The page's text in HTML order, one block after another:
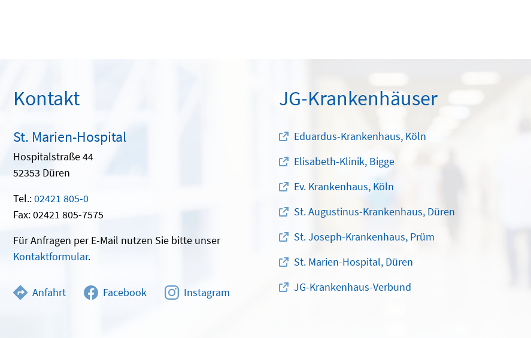
Kontakt
St. Marien-Hospital
Hospitalstraße 44
52353 Düren
Tel.:02421 805-0
Fax: 02421 805-7575
Für Anfragen per E-Mail nutzen Sie bitte unser
Kontaktformular.
Anfahrt Facebook Instagram
JG-Krankenhäuser
Eduardus-Krankenhaus, Köln
Elisabeth-Klinik, Bigge
Ev. Krankenhaus, Köln
St. Augustinus-Krankenhaus, Düren
St. Joseph-Krankenhaus, Prüm
St. Marien-Hospital, Düren
JG-Krankenhaus-Verbund